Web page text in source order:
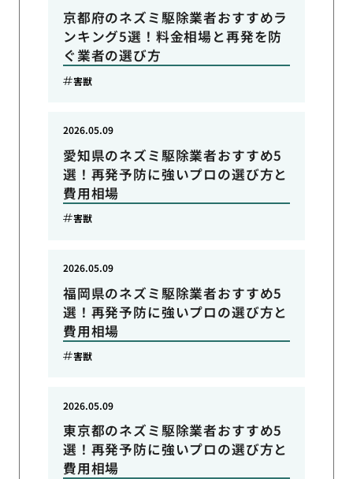
京都府のネズミ駆除業者おすすめラ
ンキング5選！料金相場と再発を防
ぐ業者の選び方
害獣
愛知県のネズミ駆除業者おすすめ5
選！再発予防に強いプロの選び方と
費用相場
2026.05.09
害獣
福岡県のネズミ駆除業者おすすめ5
選！再発予防に強いプロの選び方と
費用相場
2026.05.09
害獣
東京都のネズミ駆除業者おすすめ5
選！再発予防に強いプロの選び方と
費用相場
2026.05.09